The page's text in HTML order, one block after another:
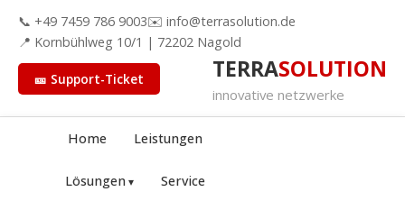
📞 +49 7459 786 9003✉️ info@terrasolution.de
📍 Kornbühlweg 10/1 | 72202 Nagold
🎫 Support-Ticket TERRASOLUTION
innovative netzwerke
Home Leistungen
Lösungen Service